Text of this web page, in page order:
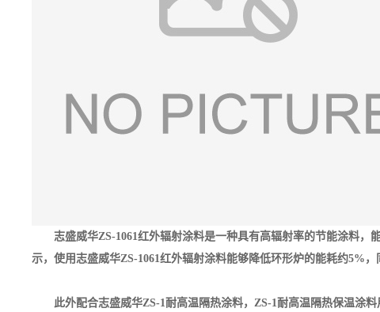
志盛威华ZS-1061红外辐射涂料是一种具有高辐射率的节能涂料
示，使用志盛威华ZS-1061红外辐射涂料能够降低环形炉的能耗约5%，
此外配合志盛威华ZS-1耐高温隔热涂料，ZS-1耐高温隔热保温涂